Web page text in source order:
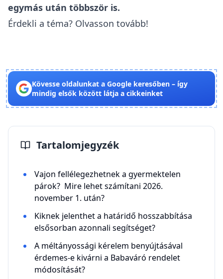
egymás után többször is.
Érdekli a téma? Olvasson tovább!
Kövesse oldalunkat a Google keresőben – így
mindig elsők között látja a cikkeinket
Tartalomjegyzék
Vajon fellélegezhetnek a gyermektelen
párok? Mire lehet számítani 2026.
november 1. után?
Kiknek jelenthet a határidő hosszabbítása
elsősorban azonnali segítséget?
A méltányossági kérelem benyújtásával
érdemes-e kivárni a Babaváró rendelet
módosítását?